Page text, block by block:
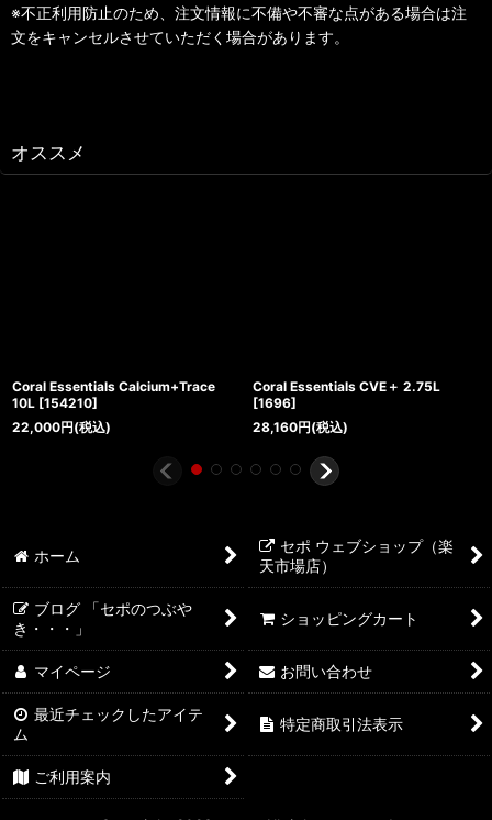
※不正利用防止のため、注文情報に不備や不審な点がある場合は注
文をキャンセルさせていただく場合があります。
オススメ
Coral Essentials Calcium+Trace
10L [154210]
22,000円(税込)
Coral Essentials CVE＋ 2.75L
[1696]
28,160円(税込)
ホーム
セポ ウェブショップ（楽
天市場店）
ブログ 「セポのつぶや
き・・・」
ショッピングカート
マイページ お問い合わせ
最近チェックしたアイテ
ム
特定商取引法表示
ご利用案内